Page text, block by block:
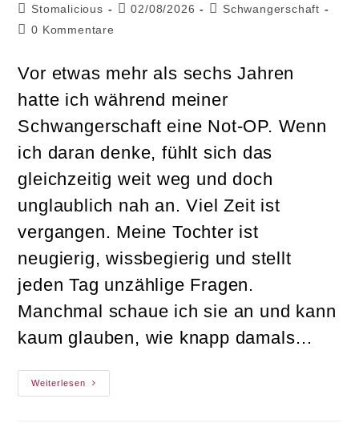
Beitrags-
Autor:
Stomalicious
Beitrag
02/08/2026
Beitrags-
Schwangerschaft
Beitrags-
0 Kommentare
Vor etwas mehr als sechs Jahren
hatte ich während meiner
Schwangerschaft eine Not-OP. Wenn
ich daran denke, fühlt sich das
gleichzeitig weit weg und doch
unglaublich nah an. Viel Zeit ist
vergangen. Meine Tochter ist
neugierig, wissbegierig und stellt
jeden Tag unzählige Fragen.
Manchmal schaue ich sie an und kann
kaum glauben, wie knapp damals…
Weiterlesen
5
Dinge,